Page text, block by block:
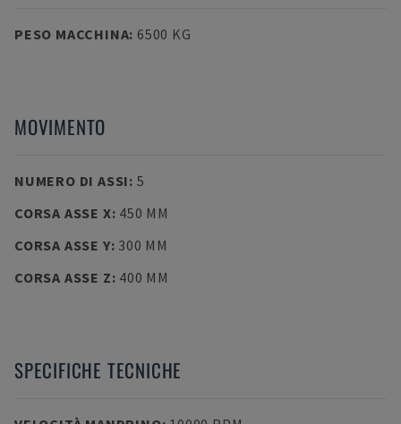
PESO MACCHINA: 6500 KG
MOVIMENTO
NUMERO DI ASSI: 5
CORSA ASSE X: 450 MM
CORSA ASSE Y: 300 MM
CORSA ASSE Z: 400 MM
SPECIFICHE TECNICHE